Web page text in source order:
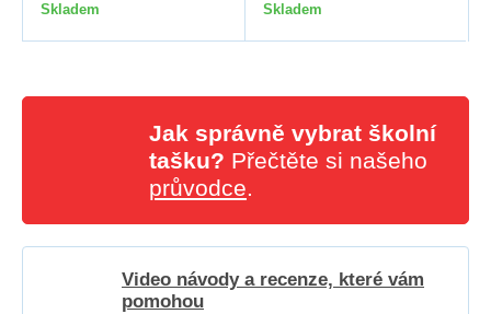
Skladem Skladem
Jak správně vybrat školní
tašku? Přečtěte si našeho
průvodce.
Video návody a recenze, které vám
pomohou